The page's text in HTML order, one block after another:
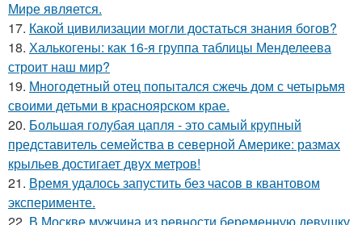
Мире является.
17. Какой цивилизации могли достаться знания богов?
18. Халькогены: как 16-я группа таблицы Менделеева
строит наш мир?
19. Многодетный отец попытался сжечь дом с четырьмя
своими детьми в красноярском крае.
20. Большая голубая цапля - это самый крупный
представитель семейства в северной Америке: размах
крыльев достигает двух метров!
21. Время удалось запустить без часов в квантовом
эксперименте.